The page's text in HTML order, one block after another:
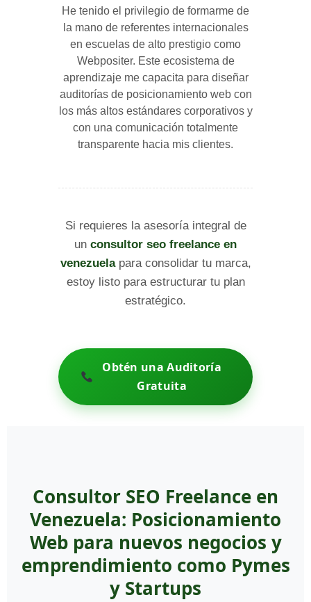
He tenido el privilegio de formarme de
la mano de referentes internacionales
en escuelas de alto prestigio como
Webpositer. Este ecosistema de
aprendizaje me capacita para diseñar
auditorías de posicionamiento web con
los más altos estándares corporativos y
con una comunicación totalmente
transparente hacia mis clientes.
Si requieres la asesoría integral de
un consultor seo freelance en
venezuelapara consolidar tu marca,
estoy listo para estructurar tu plan
estratégico.
Obtén una Auditoría
Gratuita
Consultor SEO Freelance en
Venezuela: Posicionamiento
Web para nuevos negocios y
emprendimiento como Pymes
y Startups